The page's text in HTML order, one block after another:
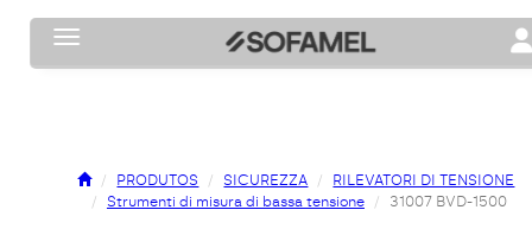
Toggle navigation
PRODUTOS SICUREZZA
RILEVATORI DI TENSIONE
Strumenti di misura di bassa tensione
31007 BVD-1500